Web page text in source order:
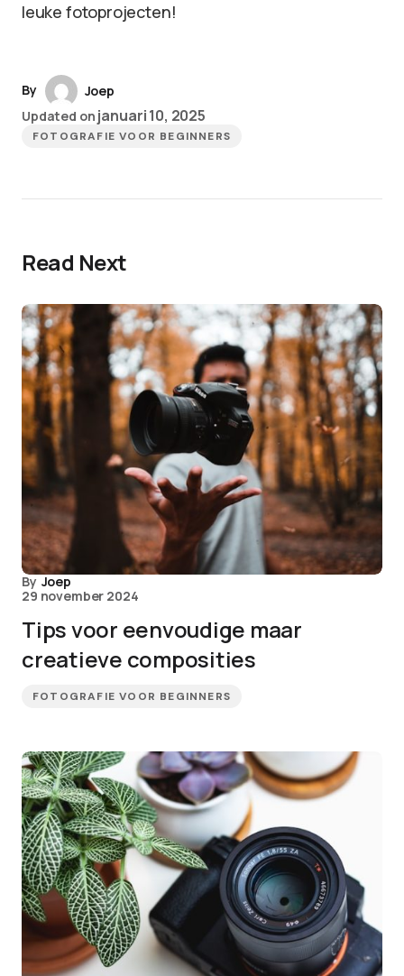
leuke fotoprojecten!
By
Joep
Updated on januari 10, 2025
FOTOGRAFIE VOOR BEGINNERS
Read Next
By Joep
29 november 2024
Tips voor eenvoudige maar
creatieve composities
FOTOGRAFIE VOOR BEGINNERS